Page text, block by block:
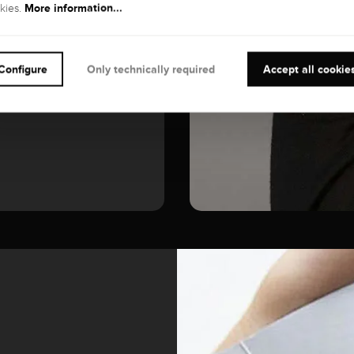
Diamond
More information...
Accept all
Only technically required